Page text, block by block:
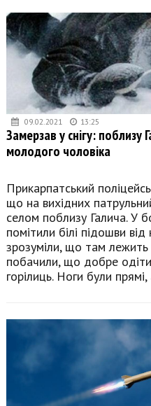
09.02.2021 13:25
Замерзав у снігу: поблизу
молодого чоловіка
Прикарпатський
що на вихідних
селом поблизу Галича. У
помітили білі підошви
зрозуміли, що там
побачили, що добре
горілиць. Ноги були